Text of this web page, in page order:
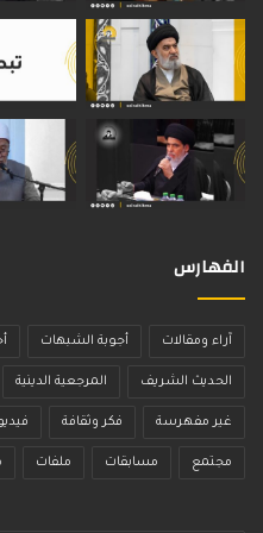
الفهارس
آراء ومقالات أجوبة الشبهات
الحديث الشريف المرجعية الدينية
غير مفهرسة فكر وثقافة
مجتمع مسابقات ملفات